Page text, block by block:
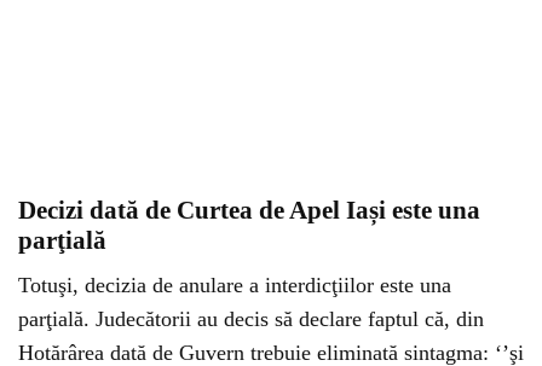
Decizi dată de Curtea de Apel Iași este una
parţială
Totuşi, decizia de anulare a interdicţiilor este una
parţială. Judecătorii au decis să declare faptul că, din
Hotărârea dată de Guvern trebuie eliminată sintagma: ‘’şi